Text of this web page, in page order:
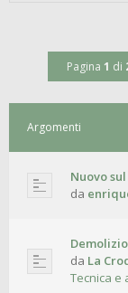
Pagina 1 di
Argomenti
Nuovo
da
da La
Tecnica e